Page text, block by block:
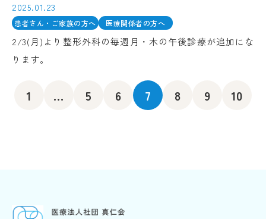
2025.01.23
患者さん・ご家族の方へ 医療関係者の方へ
2/3(月)より整形外科の毎週月・木の午後診療が追加にな
ります。
1 ... 5 6 7 8 9 10